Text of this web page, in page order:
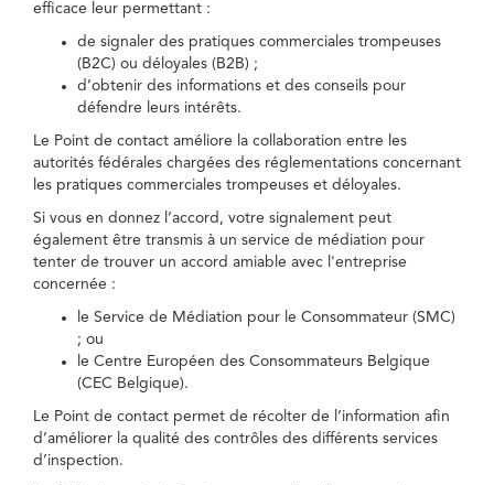
efficace leur permettant :
de signaler des pratiques commerciales trompeuses
(B2C) ou déloyales (B2B) ;
d’obtenir des informations et des conseils pour
défendre leurs intérêts.
Le Point de contact améliore la collaboration entre les
autorités fédérales chargées des réglementations concernant
les pratiques commerciales trompeuses et déloyales.
Si vous en donnez l’accord, votre signalement peut
également être transmis à un service de médiation pour
tenter de trouver un accord amiable avec l'entreprise
concernée :
le Service de Médiation pour le Consommateur (SMC)
; ou
le Centre Européen des Consommateurs Belgique
(CEC Belgique).
Le Point de contact permet de récolter de l’information afin
d’améliorer la qualité des contrôles des différents services
d’inspection.